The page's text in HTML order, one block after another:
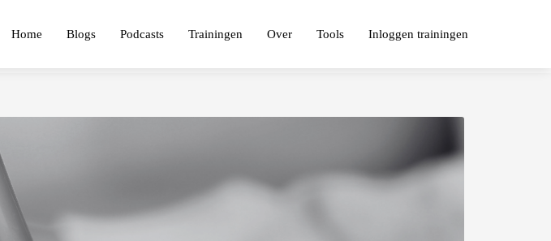
Home Blogs Podcasts Trainingen Over Tools Inloggen trainingen